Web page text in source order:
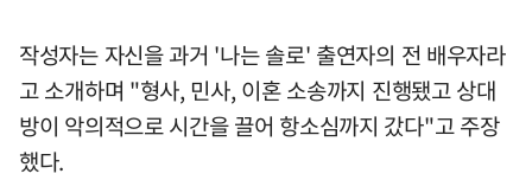
작성자는 자신을 과거 '나는 솔로' 출연자의 전 배우자라
고 소개하며 "형사, 민사, 이혼 소송까지 진행됐고 상대
방이 악의적으로 시간을 끌어 항소심까지 갔다"고 주장
했다.